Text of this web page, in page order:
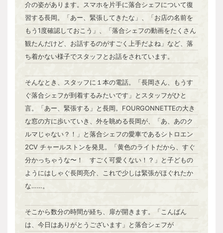
介の姿があります。スマホを片手に落合シェフについて復
習する長岡。「あー、緊張してきたな」、「お店の名前を
もう1度確認しておこう」、「落合シェフの動画をたくさん
観たんだけど、お話するのがすごく上手だよね」など、落
ち着かない様子でスタッフとお話をされています。
そんなとき、スタッフに１本の電話。「長岡さん、もうす
ぐ落合シェフが到着するみたいです」とスタッフがひと
言。「あー、緊張する」と長岡。FOURGONNETTEの大き
な窓の方に歩いていき、外を眺める長岡が、「あ、あのク
ルマじゃない？！」と落合シェフの愛車であるシトロエン
2CV チャールストンを発見。「黄色のライトだから、すぐ
分かっちゃうな〜！ すごく可愛くない！？」と子どもの
ようにはしゃぐ長岡亮介、これで少しは緊張がほぐれたか
な……。
そこから数分の時間が経ち、扉が開きます。「こんばん
は、今日はありがとうございます」と落合シェフが